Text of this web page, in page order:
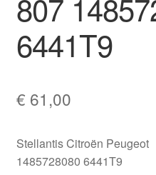
807
6441T9
€ 61,00
Stellantis Citroën Peugeot
1485728080 6441T9